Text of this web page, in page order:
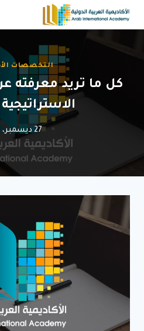
التجاوز
التخصصات
كل ما تريد معرفته
الاستراتيجية في
27 ديسمبر، 2022